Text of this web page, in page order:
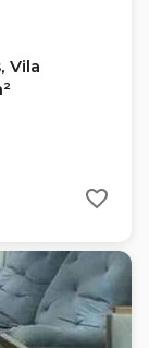
Vila